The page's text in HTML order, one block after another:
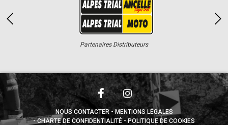
Partenaires Distributeurs
NOUS CONTACTER
MENTIONS LÉGALES
CHARTE DE CONFIDENTIALITÉ
POLITIQUE DE COOKIES